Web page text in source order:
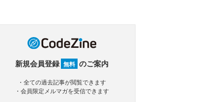
新規会員登録 無料 のご案内
・全ての過去記事が閲覧できます
・会員限定メルマガを受信できます